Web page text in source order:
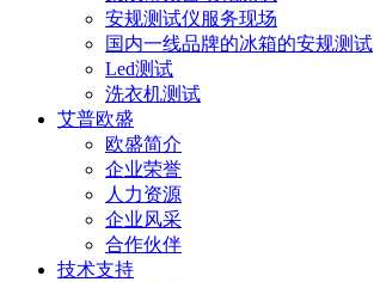
安规测试仪服务现场
国内一线品牌的冰箱的安规测试
Led测试
洗衣机测试
艾普欧盛
欧盛简介
企业荣誉
人力资源
企业风采
合作伙伴
技术支持